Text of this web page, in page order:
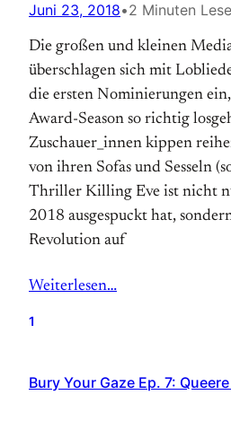
Juni 23, 2018•2 Minuten
Die großen und kleinen
überschlagen sich mit
die ersten Nominierungen
Award-Season so richtig
Zuschauer_innen kippen
von ihren Sofas und Sesseln
Thriller Killing Eve ist nicht
2018 ausgespuckt hat,
Revolution auf
Weiterlesen…
1
Bury Your Gaze Ep. 7: